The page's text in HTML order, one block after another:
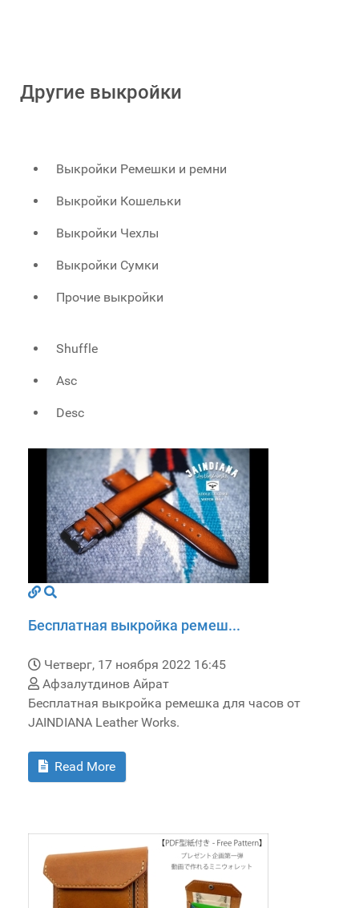
Другие выкройки
Выкройки Ремешки и ремни
Выкройки Кошельки
Выкройки Чехлы
Выкройки Сумки
Прочие выкройки
Shuffle
Asc
Desc
Бесплатная выкройка ремеш...
Четверг, 17 ноября 2022 16:45
Афзалутдинов Айрат
Бесплатная выкройка ремешка для часов от
JAINDIANA Leather Works.
Read More